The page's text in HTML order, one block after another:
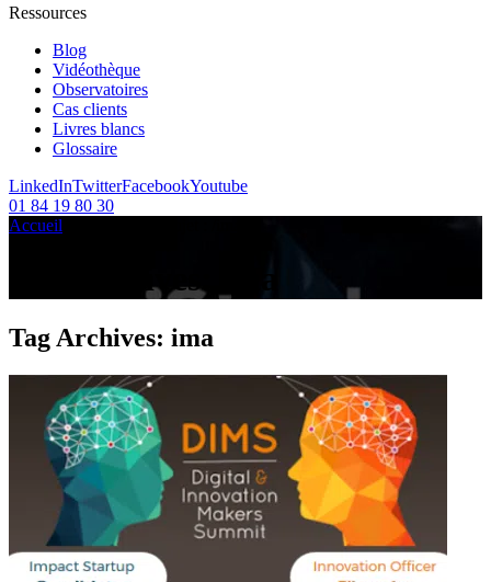
Ressources
Blog
Vidéothèque
Observatoires
Cas clients
Livres blancs
Glossaire
LinkedInTwitterFacebookYoutube
01 84 19 80 30
Accueil
Tag Archives: ima
Tag Archives: ima